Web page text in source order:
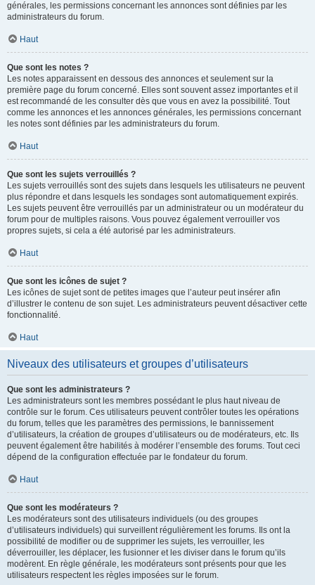
générales, les permissions concernant les annonces sont définies par les
administrateurs du forum.
Haut
Que sont les notes ?
Les notes apparaissent en dessous des annonces et seulement sur la
première page du forum concerné. Elles sont souvent assez importantes et il
est recommandé de les consulter dès que vous en avez la possibilité. Tout
comme les annonces et les annonces générales, les permissions concernant
les notes sont définies par les administrateurs du forum.
Haut
Que sont les sujets verrouillés ?
Les sujets verrouillés sont des sujets dans lesquels les utilisateurs ne peuvent
plus répondre et dans lesquels les sondages sont automatiquement expirés.
Les sujets peuvent être verrouillés par un administrateur ou un modérateur du
forum pour de multiples raisons. Vous pouvez également verrouiller vos
propres sujets, si cela a été autorisé par les administrateurs.
Haut
Que sont les icônes de sujet ?
Les icônes de sujet sont de petites images que l’auteur peut insérer afin
d’illustrer le contenu de son sujet. Les administrateurs peuvent désactiver cette
fonctionnalité.
Haut
Niveaux des utilisateurs et groupes d’utilisateurs
Que sont les administrateurs ?
Les administrateurs sont les membres possédant le plus haut niveau de
contrôle sur le forum. Ces utilisateurs peuvent contrôler toutes les opérations
du forum, telles que les paramètres des permissions, le bannissement
d’utilisateurs, la création de groupes d’utilisateurs ou de modérateurs, etc. Ils
peuvent également être habilités à modérer l’ensemble des forums. Tout ceci
dépend de la configuration effectuée par le fondateur du forum.
Haut
Que sont les modérateurs ?
Les modérateurs sont des utilisateurs individuels (ou des groupes
d’utilisateurs individuels) qui surveillent régulièrement les forums. Ils ont la
possibilité de modifier ou de supprimer les sujets, les verrouiller, les
déverrouiller, les déplacer, les fusionner et les diviser dans le forum qu’ils
modèrent. En règle générale, les modérateurs sont présents pour que les
utilisateurs respectent les règles imposées sur le forum.